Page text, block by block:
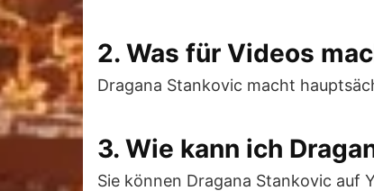
2. Was für Videos
Dragana Stankovic macht
3. Wie kann ich
Sie können Dragana Stankovic auf